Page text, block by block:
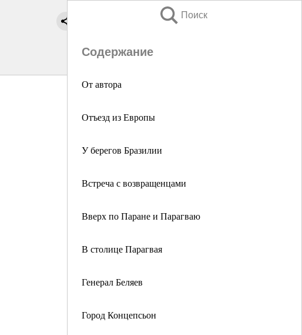
Поиск
Содержание
От автора
Отъезд из Европы
У берегов Бразилии
Встреча с возвращенцами
Вверх по Паране и Парагваю
В столице Парагвая
Генерал Беляев
Город Концепсьон